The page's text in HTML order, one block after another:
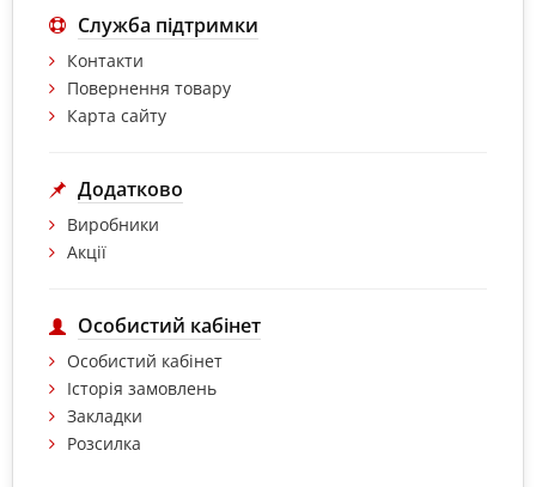
Служба підтримки
Контакти
Повернення товару
Карта сайту
Додатково
Виробники
Акції
Особистий кабінет
Особистий кабінет
Історія замовлень
Закладки
Розсилка